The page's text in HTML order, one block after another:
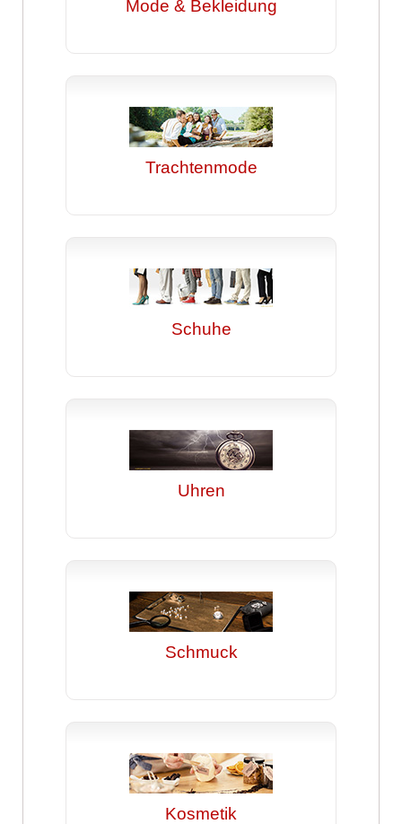
Mode & Bekleidung
Trachtenmode
Schuhe
Uhren
Schmuck
Kosmetik